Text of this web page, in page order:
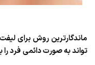
ماندگارترین روش برای
تواند به صورت دائمی فرد